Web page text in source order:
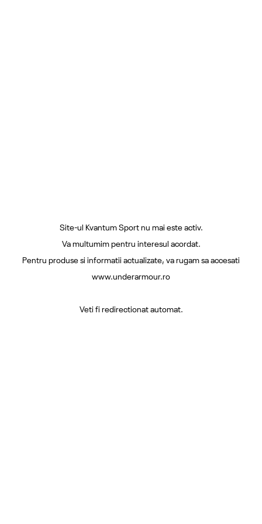
Site-ul Kvantum Sport nu mai este activ.
Va multumim pentru interesul acordat.
Pentru produse si informatii actualizate, va rugam sa accesati
www.underarmour.ro
Veti fi redirectionat automat.